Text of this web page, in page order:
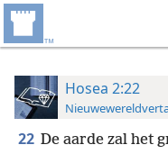
Hosea 2:22
22 De aarde zal het